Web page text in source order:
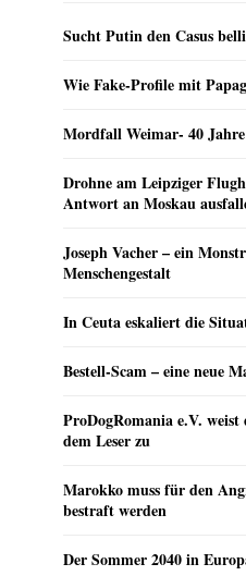
Sucht Putin den Casus
Wie Fake-Profile mit
Mordfall Weimar- 40
Drohne am Leipziger
Antwort an Moskau
Joseph Vacher – ein
Menschengestalt
In Ceuta eskaliert die
Bestell-Scam – eine neue
ProDogRomania e.V.
dem Leser zu
Marokko muss für den
bestraft werden
Der Sommer 2040 in